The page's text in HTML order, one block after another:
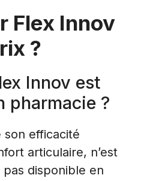
Flex Innov
?
Innov est
pharmacie ?
son efficacité
articulaire, n’est
disponible en